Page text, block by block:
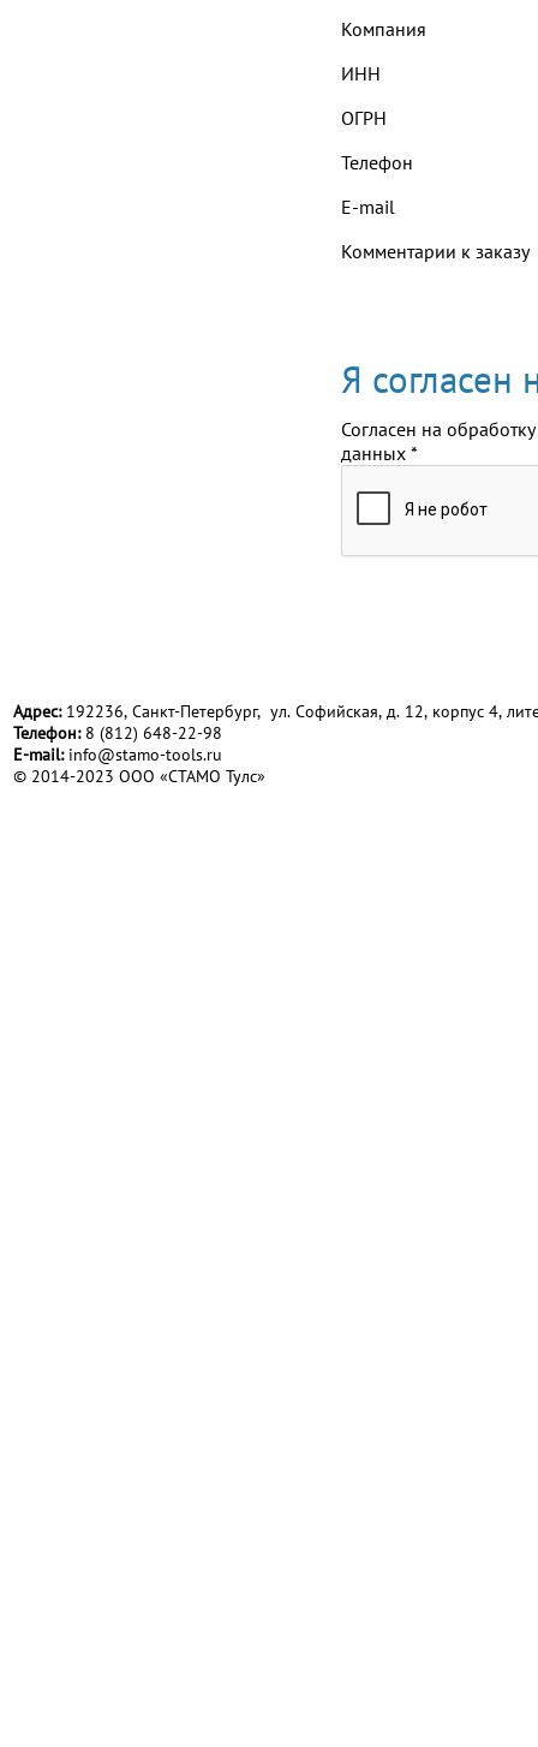
Компания
ИНН
ОГРН
Телефон
E-mail
Комментарии к заказу
Я согласен
Согласен на обработку
данных *
Адрес:192236, Санкт-Петербург, ул. Софийская, д. 12, корпус 4,
Телефон:8 (812) 648-22-98
Е-mail: info@stamo-tools.ru
© 2014-2023 ООО «СТАМО Тулс»